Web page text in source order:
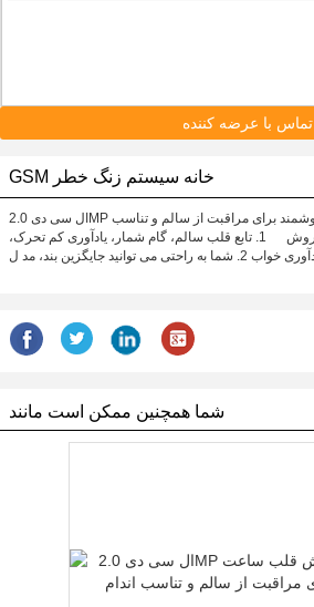
تماس با عرضه کننده
GSM خانه سیستم زنگ خطر
ال سی دی 2.0MP نرخ صفحه نمایش قلب ساعت هوشمند برای مراقبت از سالم و تناسب
اندام پارامترهای محصول نقطه فروش 1. تابع قلب سالم، گام شمار، یادآوری کم تحرک،
شما همچنین ممکن است مانند